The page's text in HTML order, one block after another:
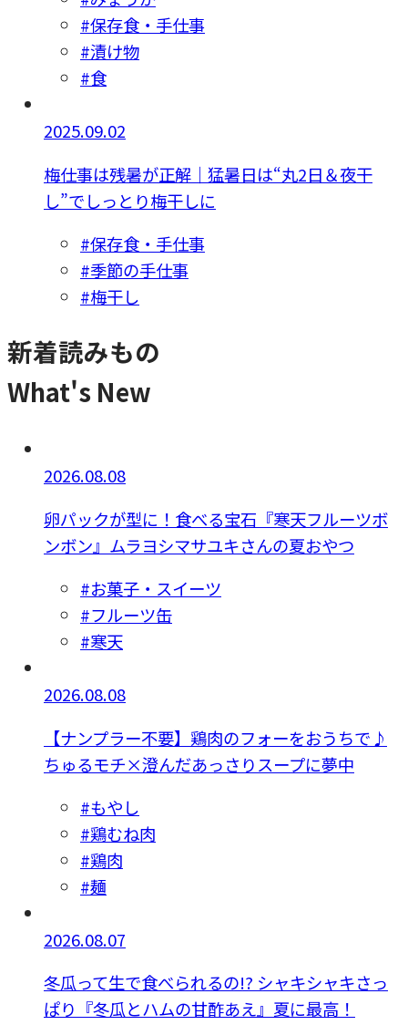
#保存食・手仕事
#漬け物
#食
2025.09.02
梅仕事は残暑が正解｜猛暑日は“丸2日＆夜干
し”でしっとり梅干しに
#保存食・手仕事
#季節の手仕事
#梅干し
新着読みもの
What's New
2026.08.08
卵パックが型に！食べる宝石『寒天フルーツボ
ンボン』ムラヨシマサユキさんの夏おやつ
#お菓子・スイーツ
#フルーツ缶
#寒天
2026.08.08
【ナンプラー不要】鶏肉のフォーをおうちで♪
ちゅるモチ×澄んだあっさりスープに夢中
#もやし
#鶏むね肉
#鶏肉
#麺
2026.08.07
冬瓜って生で食べられるの!? シャキシャキさっ
ぱり『冬瓜とハムの甘酢あえ』夏に最高！